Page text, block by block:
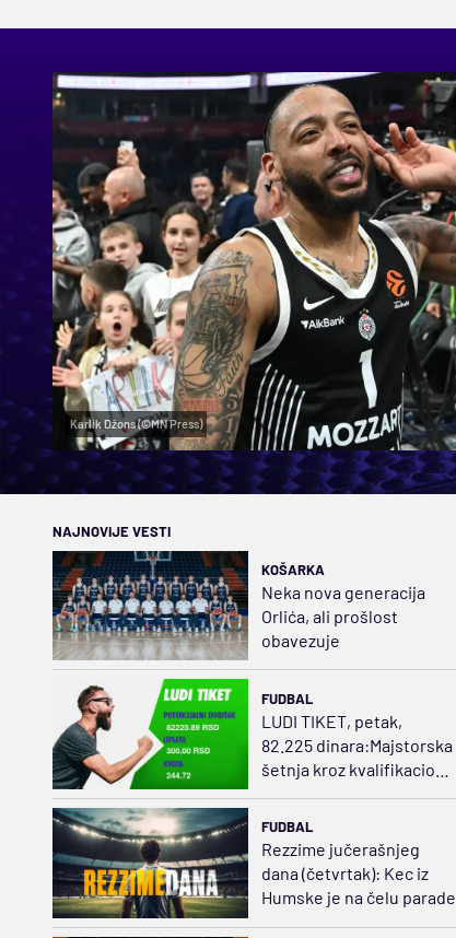
Karlik Džons (©MN Press)
NAJNOVIJE VESTI
KOŠARKA
Neka nova generacija
Orlića, ali prošlost
obavezuje
FUDBAL
LUDI TIKET, petak,
82.225 dinara:Majstorska
šetnja kroz kvalifikacione
FUDBAL
Rezzime jučerašnjeg
dana (četvrtak): Kec iz
Humske je na čelu parade